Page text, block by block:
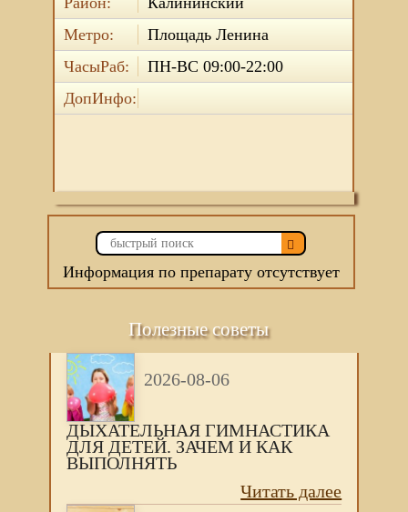
Метро:
Площадь Ленина
ЧасыРаб:
ПН-ВС 09:00-22:00
ДопИнфо:
Информация по препарату отсутствует
Полезные советы
2026-08-06
ДЫХАТЕЛЬНАЯ ГИМНАСТИКА
ДЛЯ ДЕТЕЙ. ЗАЧЕМ И КАК
ВЫПОЛНЯТЬ
Читать далее